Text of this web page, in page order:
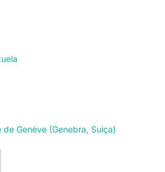
de Genève (Genebra, Suiça)